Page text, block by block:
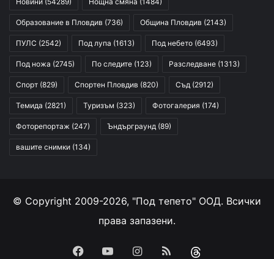
Образование в Пловдив (736) Община Пловдив (2143)
ПУЛС (2542) Под лупа (1613) Под небето (6493)
Под ножа (2745) По следите (123) Разследване (1313)
Спорт (829) Спортен Пловдив (820) Съд (2912)
Темида (2821) Туризъм (323) Фотогалерия (174)
Фоторепортаж (247) Ъндърграунд (89)
вашите снимки (134)
© Copyright 2009-2026, "Под тепето" ООД. Всички
права запазени.
Facebook
YouTubeInstagram
RSS